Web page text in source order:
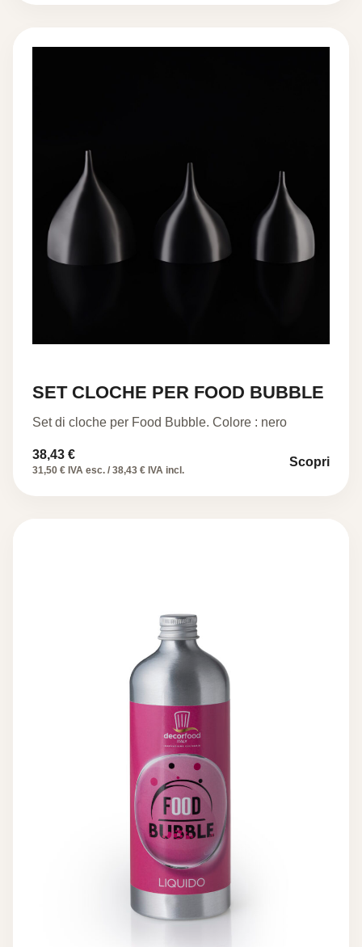
SET CLOCHE PER FOOD BUBBLE
Set di cloche per Food Bubble. Colore : nero
38,43 €
31,50 € IVA esc. / 38,43 € IVA incl.
Scopri